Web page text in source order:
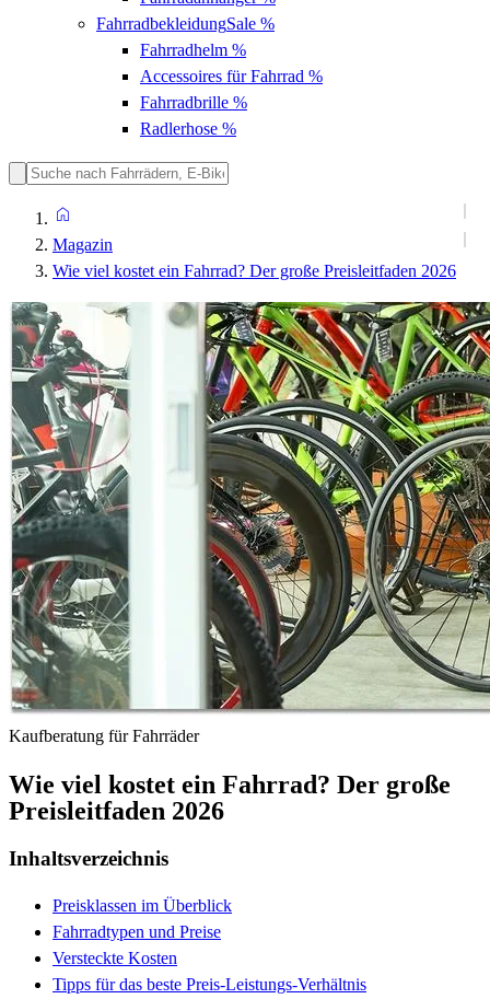
FahrradbekleidungSale %
Fahrradhelm %
Accessoires für Fahrrad %
Fahrradbrille %
Radlerhose %
Magazin
Wie viel kostet ein Fahrrad? Der große Preisleitfaden 2026
Kaufberatung für Fahrräder
Wie viel kostet ein Fahrrad? Der große
Preisleitfaden 2026
Inhaltsverzeichnis
Preisklassen im Überblick
Fahrradtypen und Preise
Versteckte Kosten
Tipps für das beste Preis-Leistungs-Verhältnis